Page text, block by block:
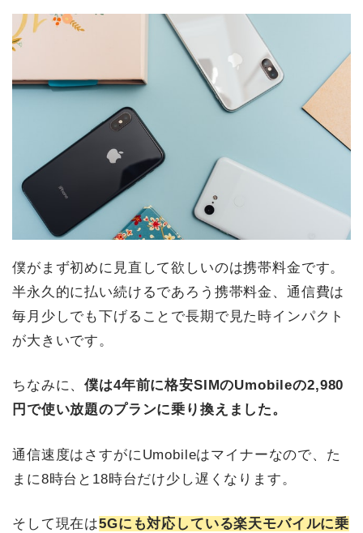
僕がまず初めに見直して欲しいのは携帯料金です。
半永久的に払い続けるであろう携帯料金、通信費は
毎月少しでも下げることで長期で見た時インパクト
が大きいです。
ちなみに、僕は4年前に格安SIMのUmobileの2,980
円で使い放題のプランに乗り換えました。
通信速度はさすがにUmobileはマイナーなので、た
まに8時台と18時台だけ少し遅くなります。
そして現在は5Gにも対応している楽天モバイルに乗